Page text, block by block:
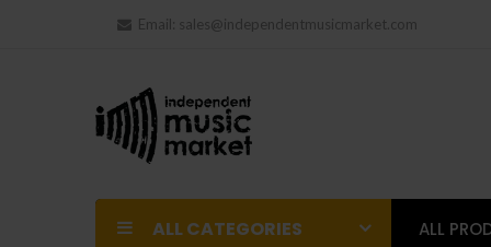
Email: sales@independentmusicmarket.com
ALL CATEGORIES ALL